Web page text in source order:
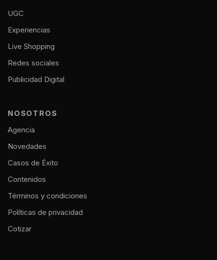
UGC
Experiencias
Live Shopping
Redes sociales
Publicidad Digital
NOSOTROS
Agencia
Novedades
Casos de Éxito
Contenidos
Términos y condiciones
Políticas de privacidad
Cotizar